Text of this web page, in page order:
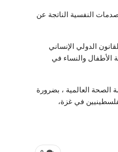
النفسية الناتجة عن
الدولي الإنساني
الأطفال والنساء في
العالمية ، بضرورة
في غزة،